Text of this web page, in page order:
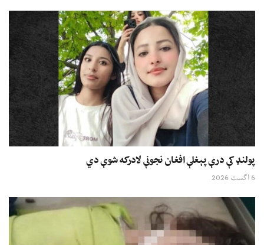
پولنډ کې درې پېغلې افغان نجونې لادرکه شوې دي
6 اگست 2026